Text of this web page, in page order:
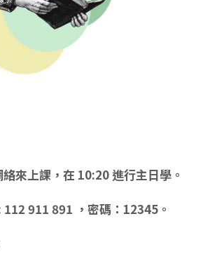
來上課，在 10:20 進行主日學。
911 891 ，密碼：12345。